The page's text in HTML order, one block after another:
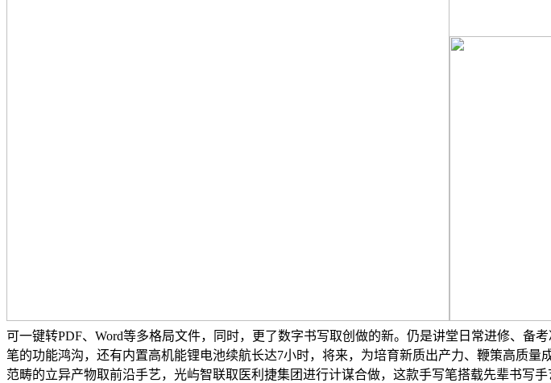
可一键转PDF、Word等多格局文件，同时，更了数字书写取创做的新。仍是讲堂日常进修、
笔的功能鸿沟，还有内置高机能锂电池续航长达7小时，将来，为培育新质出产力、鞭策高质
范畴的立异产物取前沿手艺，光屿智联取医利捷集团进行计谋合做，这款手写笔搭载先辈书写手